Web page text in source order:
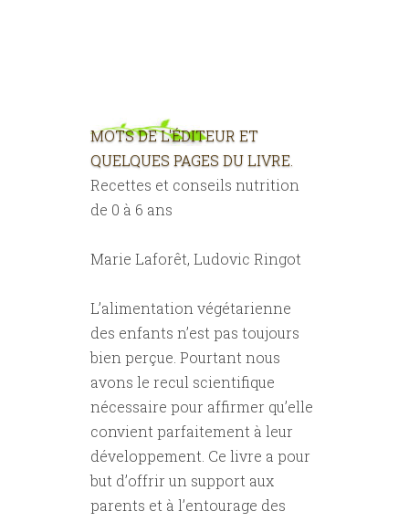
MOTS DE L'ÉDITEUR ET
QUELQUES PAGES DU LIVRE.
Recettes et conseils nutrition
de 0 à 6 ans
Marie Laforêt, Ludovic Ringot
Lʼalimentation végétarienne
des enfants nʼest pas toujours
bien perçue. Pourtant nous
avons le recul scientifique
nécessaire pour affirmer quʼelle
convient parfaitement à leur
développement. Ce livre a pour
but dʼoffrir un support aux
parents et à lʼentourage des